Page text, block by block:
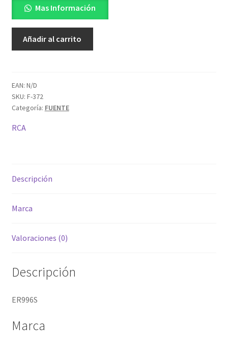
Mas Información
Añadir al carrito
EAN: N/D
SKU: F-372
Categoría: FUENTE
RCA
Descripción
Marca
Valoraciones (0)
Descripción
ER996S
Marca